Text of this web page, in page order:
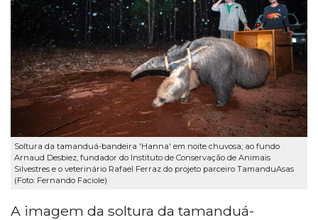
Soltura da tamanduá-bandeira 'Hanna' em noite chuvosa; ao fundo
Arnaud Desbiez, fundador do Instituto de Conservação de Animais
Silvestres e o veterinário Rafael Ferraz do projeto parceiro TamanduAsas
(Foto: Fernando Faciole)
A imagem da soltura da tamanduá-